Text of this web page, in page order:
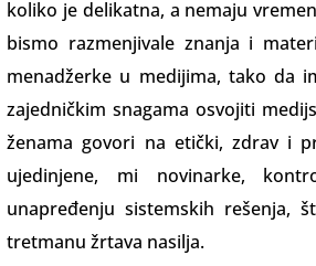
koliko je delikatna, a nemaju
bismo razmenjivale znanja i
menadžerke u medijima, tako da
zajedničkim snagama osvojiti
že­nama govori na etički, zdrav i
ujedinjene, mi novinarke,
unapređenju sistemskih rešenja,
tretmanu žrtava nasilja.